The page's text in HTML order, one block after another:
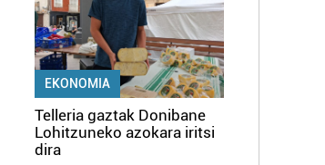
EKONOMIA
Telleria gaztak Donibane
Lohitzuneko azokara iritsi
dira